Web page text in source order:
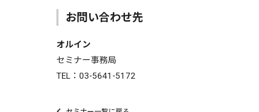
お問い合わせ先
オルイン
セミナー事務局
TEL：03-5641-5172